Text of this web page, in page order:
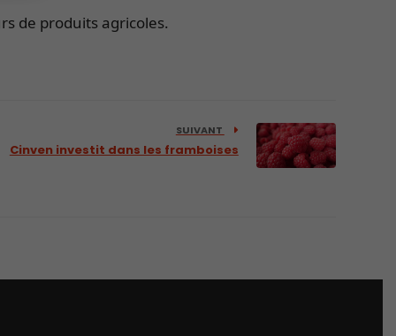
de produits agricoles.
SUIVANT
Cinven investit dans les framboises